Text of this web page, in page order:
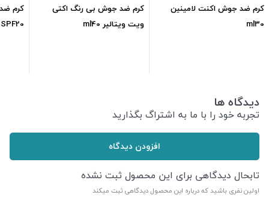
کرم ضد جوش اکنت لامینین
ml30
کرم ضد جوش بی رنگ اکتی
ویت ویتالیر ml40
کرم
SPF20 ژیناژن ml35
دیدگاه ها
تجربه خود را با ما به اشتراگ بگذارید
افزودن دیدگاه
تابحال دیدگاهی برای این محصول ثبت نشده
اولین نفری باشید که درباره این محصول دیدگاهی ثبت میکند